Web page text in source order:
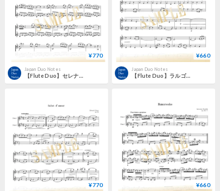
¥770
Japan Duo Notes
【Flute Duo】セレナーデ（弦楽四重奏曲 ヘ長調 Op.3-5 Hob.III:17より）／ヨーゼフ・ハイドン
¥660
Japan Duo Notes
【Flute Duo】ラルゴ「オンブラ・マイ・フ（Ombra mai fù）」／ゲオルク・フリードリヒ・ヘンデル
¥770 ¥660